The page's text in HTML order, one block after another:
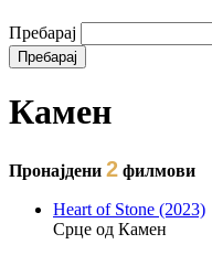
Пребарај
Камен
Пронајдени 2 филмови
Heart of Stone (2023)
Срце од Камен